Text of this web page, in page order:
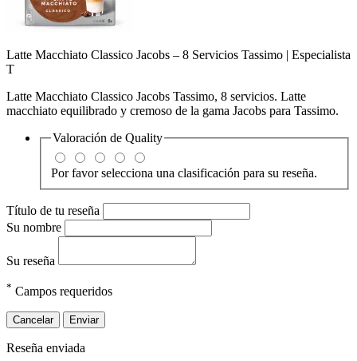
Latte Macchiato Classico Jacobs – 8 Servicios Tassimo | Especialista
T
Latte Macchiato Classico Jacobs Tassimo, 8 servicios. Latte
macchiato equilibrado y cremoso de la gama Jacobs para Tassimo.
Valoración de Quality
Por favor selecciona una clasificación para su reseña.
Título de tu reseña
Su nombre
Su reseña
* Campos requeridos
Cancelar Enviar
Reseña enviada